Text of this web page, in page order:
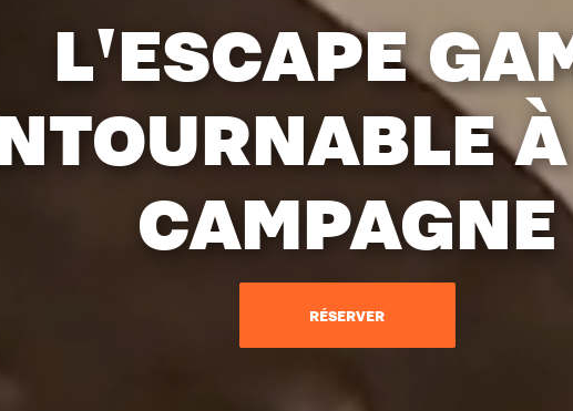
L'ESCAPE
CAMPAGNE
RÉSERVER